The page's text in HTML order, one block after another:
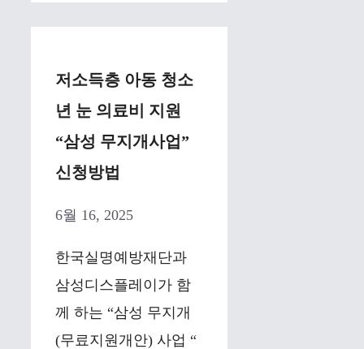
저소득층 아동 청소
년 눈 의료비 지원
“삼성 무지개사업”
신청방법
6월 16, 2025
한국실명예방재단과
삼성디스플레이가 함
께 하는 “삼성 무지개
(무료지원개안) 사업 “